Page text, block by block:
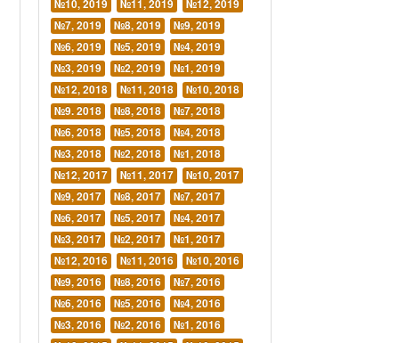
№10, 2019
№11, 2019
№12, 2019
№7, 2019
№8, 2019
№9, 2019
№6, 2019
№5, 2019
№4, 2019
№3, 2019
№2, 2019
№1, 2019
№12, 2018
№11, 2018
№10, 2018
№9. 2018
№8, 2018
№7, 2018
№6, 2018
№5, 2018
№4, 2018
№3, 2018
№2, 2018
№1, 2018
№12, 2017
№11, 2017
№10, 2017
№9, 2017
№8, 2017
№7, 2017
№6, 2017
№5, 2017
№4, 2017
№3, 2017
№2, 2017
№1, 2017
№12, 2016
№11, 2016
№10, 2016
№9, 2016
№8, 2016
№7, 2016
№6, 2016
№5, 2016
№4, 2016
№3, 2016
№2, 2016
№1, 2016